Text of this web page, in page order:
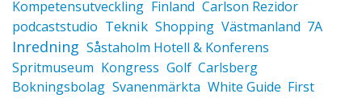
Kompetensutveckling Finland Carlson Rezidor
podcaststudio Teknik Shopping Västmanland 7A
Inredning Såstaholm Hotell & Konferens
Spritmuseum Kongress Golf Carlsberg
Bokningsbolag Svanenmärkta White Guide First